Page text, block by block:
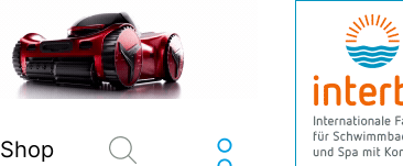
Shop Suchen